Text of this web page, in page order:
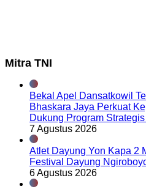
Mitra TNI
Bekal Apel Dansatkowil
Bhaskara Jaya Perkuat
Dukung Program Strategis
7 Agustus 2026
Atlet Dayung Yon Kapa 2
Festival Dayung
6 Agustus 2026